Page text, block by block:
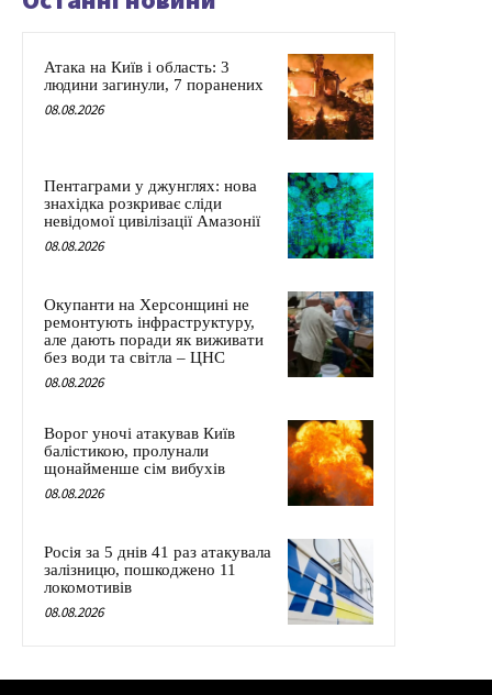
Атака на Київ і область: 3
людини загинули, 7 поранених
08.08.2026
Пентаграми у джунглях: нова
знахідка розкриває сліди
невідомої цивілізації Амазонії
08.08.2026
Окупанти на Херсонщині не
ремонтують інфраструктуру,
але дають поради як виживати
без води та світла – ЦНС
08.08.2026
Ворог уночі атакував Київ
балістикою, пролунали
щонайменше сім вибухів
08.08.2026
Росія за 5 днів 41 раз атакувала
залізницю, пошкоджено 11
локомотивів
08.08.2026